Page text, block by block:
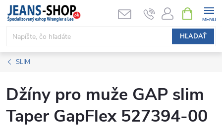
Prejsť
obsah
HĽADAŤ
KOŠÍK
SLIM
Džíny pro muže GAP slim
Taper GapFlex 527394-00